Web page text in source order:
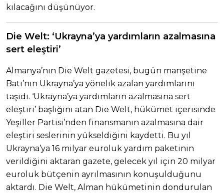
kılacağını düşünüyor.
Die Welt: ‘Ukrayna’ya yardımların azalmasına
sert eleştiri’
Almanya’nın Die Welt gazetesi, bugün manşetine
Batı’nın Ukrayna’ya yönelik azalan yardımlarını
taşıdı. ‘Ukrayna’ya yardımların azalmasına sert
eleştiri’ başlığını atan Die Welt, hükümet içerisinde
Yeşiller Partisi’nden finansmanın azalmasına dair
eleştiri seslerinin yükseldiğini kaydetti. Bu yıl
Ukrayna’ya 16 milyar euroluk yardım paketinin
verildiğini aktaran gazete, gelecek yıl için 20 milyar
euroluk bütçenin ayrılmasının konuşulduğunu
aktardı. Die Welt, Alman hükümetinin dondurulan